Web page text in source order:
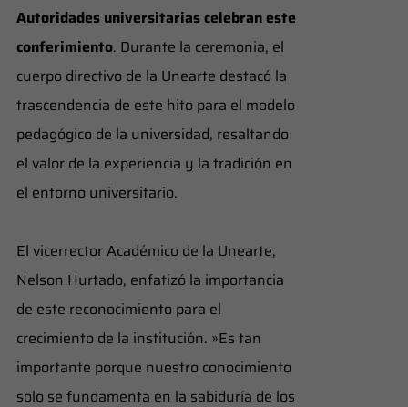
Nelson Hurtado
​Autoridades universitarias celebran este
conferimiento. Durante la ceremonia, el
cuerpo directivo de la Unearte destacó la
trascendencia de este hito para el modelo
pedagógico de la universidad, resaltando
el valor de la experiencia y la tradición en
el entorno universitario.
​El vicerrector Académico de la Unearte,
Nelson Hurtado, enfatizó la importancia
de este reconocimiento para el
crecimiento de la institución. ​»Es tan
importante porque nuestro conocimiento
solo se fundamenta en la sabiduría de los